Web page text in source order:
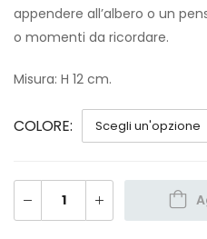
appendere all’albero o un
o momenti da ricordare.
Misura: H 12 cm.
COLORE